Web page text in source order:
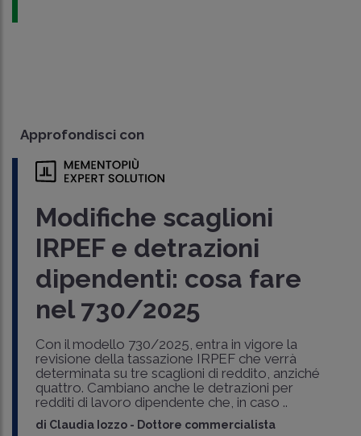
Approfondisci con
Modifiche scaglioni
IRPEF e detrazioni
dipendenti: cosa fare
nel 730/2025
Con il modello 730/2025, entra in vigore la
revisione della tassazione IRPEF che verrà
determinata su tre scaglioni di reddito, anziché
quattro. Cambiano anche le detrazioni per
redditi di lavoro dipendente che, in caso ..
di Claudia Iozzo - Dottore commercialista